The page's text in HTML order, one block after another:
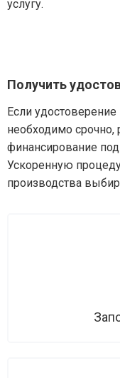
услугу.
Получить
Если
необходимо срочно,
финансирование
Ускоренную
производства